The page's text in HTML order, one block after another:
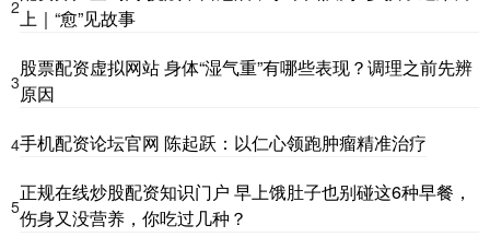
2上｜“愈”见故事
3
股票配资虚拟网站 身体“湿气重”有哪些表现？调理之前先辨
原因
4手机配资论坛官网 陈起跃：以仁心领跑肿瘤精准治疗
5
正规在线炒股配资知识门户 早上饿肚子也别碰这6种早餐，
伤身又没营养，你吃过几种？